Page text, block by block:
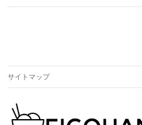
サイトマップ